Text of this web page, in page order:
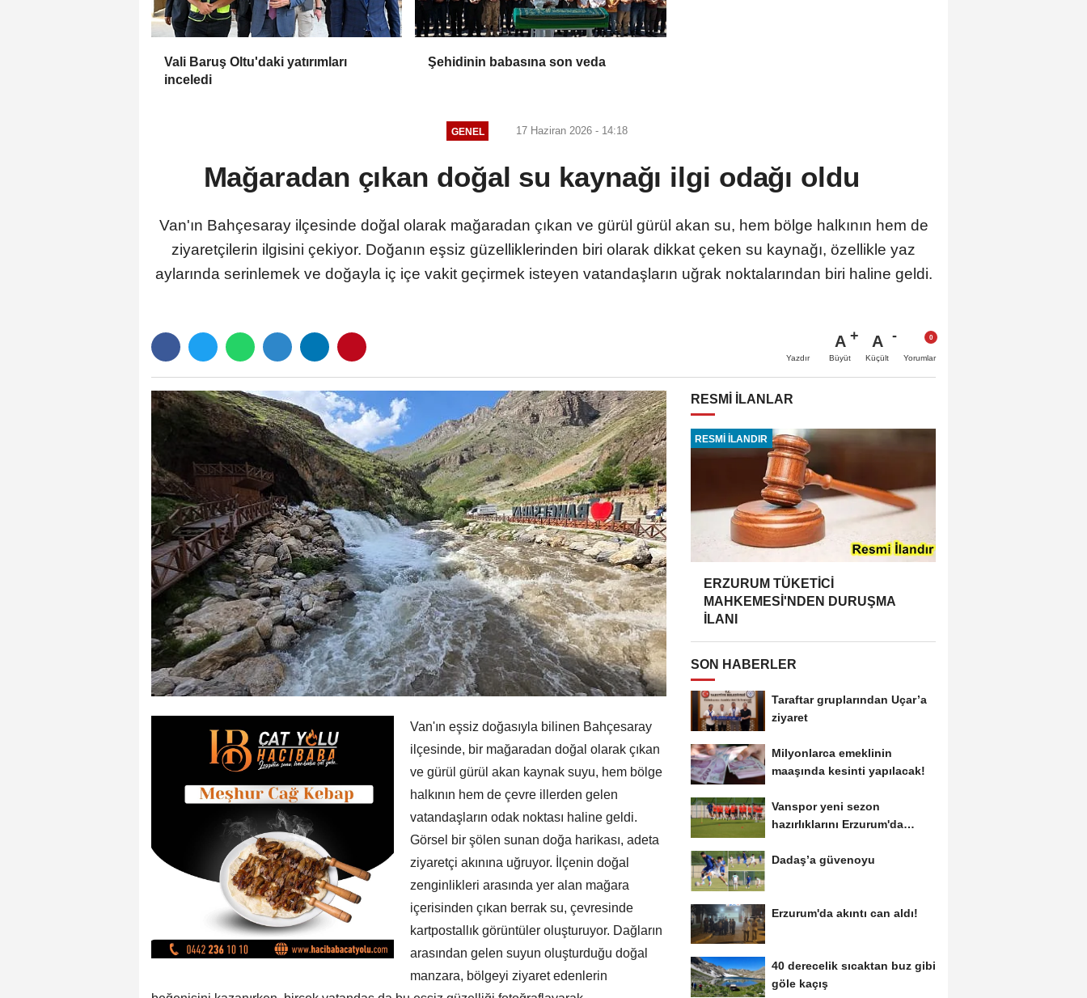
Vali Baruş Oltu'daki yatırımları
inceledi
Şehidinin babasına son veda
GENEL 17 Haziran 2026 - 14:18
Mağaradan çıkan doğal su kaynağı ilgi odağı oldu
Van'ın Bahçesaray ilçesinde doğal olarak mağaradan çıkan ve gürül gürül akan su, hem bölge halkının hem de
ziyaretçilerin ilgisini çekiyor. Doğanın eşsiz güzelliklerinden biri olarak dikkat çeken su kaynağı, özellikle yaz
aylarında serinlemek ve doğayla iç içe vakit geçirmek isteyen vatandaşların uğrak noktalarından biri haline geldi.
Yazdır
A
Büyüt
A
Küçült Yorumlar
Van'ın eşsiz doğasıyla bilinen Bahçesaray
ilçesinde, bir mağaradan doğal olarak çıkan
ve gürül gürül akan kaynak suyu, hem bölge
halkının hem de çevre illerden gelen
vatandaşların odak noktası haline geldi.
Görsel bir şölen sunan doğa harikası, adeta
ziyaretçi akınına uğruyor. İlçenin doğal
zenginlikleri arasında yer alan mağara
içerisinden çıkan berrak su, çevresinde
kartpostallık görüntüler oluşturuyor. Dağların
arasından gelen suyun oluşturduğu doğal
manzara, bölgeyi ziyaret edenlerin
RESMİ İLANLAR
RESMİ İLANDIR
ERZURUM TÜKETİCİ
MAHKEMESİ'NDEN DURUŞMA
İLANI
SON HABERLER
Taraftar gruplarından Uçar’a
ziyaret
Milyonlarca emeklinin
maaşında kesinti yapılacak!
Vanspor yeni sezon
hazırlıklarını Erzurum'da
Dadaş’a güvenoyu
Erzurum'da akıntı can aldı!
40 derecelik sıcaktan buz gibi
göle kaçış